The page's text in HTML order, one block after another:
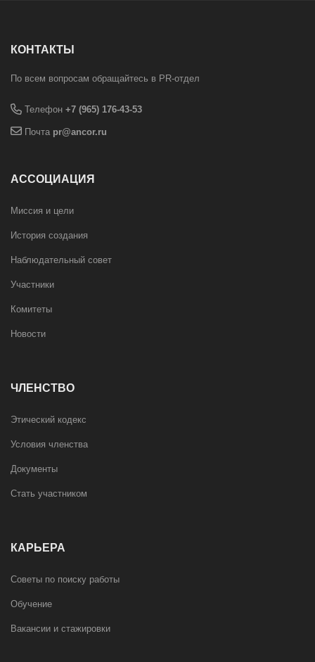
КОНТАКТЫ
По всем вопросам обращайтесь в PR-отдел
Телефон +7 (965) 176-43-53
Почта pr@ancor.ru
АССОЦИАЦИЯ
Миссия и цели
История создания
Наблюдательный совет
Участники
Комитеты
Новости
ЧЛЕНСТВО
Этический кодекс
Условия членства
Документы
Стать участником
КАРЬЕРА
Советы по поиску работы
Обучение
Вакансии и стажировки